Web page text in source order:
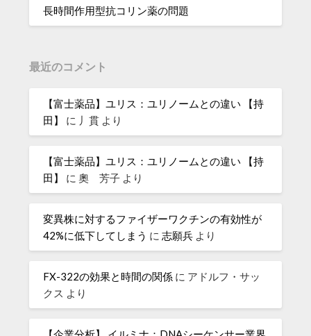
長時間作用型抗コリン薬の問題
最近のコメント
【富士薬品】ユリス：ユリノームとの違い 【持
田】
に 丿貫 より
【富士薬品】ユリス：ユリノームとの違い 【持
田】
に奧 芳子 より
変異株に対するファイザーワクチンの有効性が
42%に低下してしまう に志願兵 より
FX-322の効果と時間の関係 に アドルフ・サッ
クス より